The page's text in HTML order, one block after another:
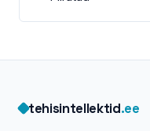
tehisintellektid.ee